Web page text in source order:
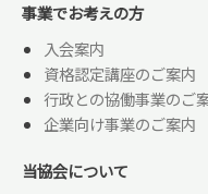
事業でお考えの方
入会案内
資格認定講座のご案内
行政との協働事業のご
企業向け事業のご案内
当協会について